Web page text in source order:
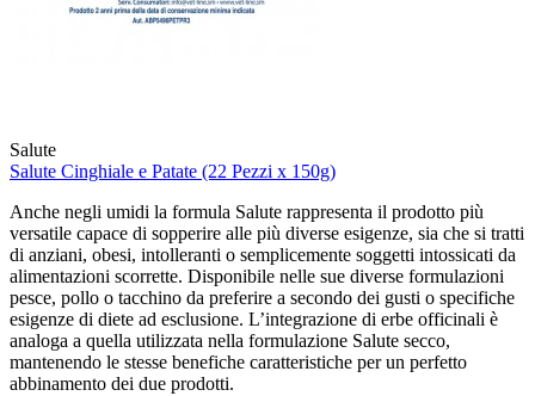
Salute
Salute Cinghiale e Patate (22 Pezzi x 150g)
Anche negli umidi la formula Salute rappresenta il prodotto più
versatile capace di sopperire alle più diverse esigenze, sia che si tratti
di anziani, obesi, intolleranti o semplicemente soggetti intossicati da
alimentazioni scorrette. Disponibile nelle sue diverse formulazioni
pesce, pollo o tacchino da preferire a secondo dei gusti o specifiche
esigenze di diete ad esclusione. L’integrazione di erbe officinali è
analoga a quella utilizzata nella formulazione Salute secco,
mantenendo le stesse benefiche caratteristiche per un perfetto
abbinamento dei due prodotti.